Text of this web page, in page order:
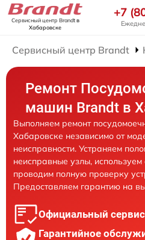
Сервисный центр Brandtв
Хабаровске
+7
Сервисный центр Brandt
Ремонт
машин Brandt в
Выполняем ремонт
Хабаровске независимо от
неисправности. Устраняем
неисправные узлы,
проводим полную проверку
Предоставляем гарантию на
Официальный сервис
Гарантийное